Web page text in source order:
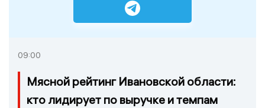
09:00
Мясной рейтинг Ивановской области:
кто лидирует по выручке и темпам